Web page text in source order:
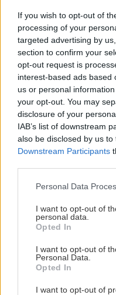
If you wish to opt-out of
processing of your
targeted advertising by
section to confirm your
opt-out request is
interest-based ads based
us or personal
your opt-out. You may
disclosure of your
IAB’s list of downstream
also be disclosed by us
Downstream Participants
Please note that this
not limited to your visit or
grant or deny consent to
use your data for below
consent section.
Personal Data
I want to opt-out of
personal data.
Opted In
I want to opt-out of
Personal Data.
Opted In
I want to opt-out of
Ovocinár odporúča:
záhradka? Vysaďte si
tri stĺpovité odrody
Záhrada
Skúsený ovocinár radí:
Bradavičnatosť jabloní
je škodlivá, ale…
KOMENTÁRE